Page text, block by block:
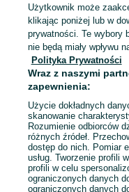
Mapa kategorii
Mapa miejscowości
Mapa ministron
Popularne wyszukiwania
Użytkownik może
klikając poniżej lub w
prywatności. Te wybory
nie będą miały wpływu
Polityka Prywatności
Wraz z naszymi
zapewnienia:
Użycie dokładnych
skanowanie
Rozumienie odbiorców
różnych źródeł.
dostęp do nich. Pomiar
usług. Tworzenie profili
profili w celu
ograniczonych danych
ograniczonych danych